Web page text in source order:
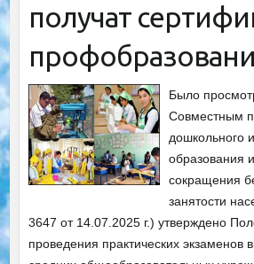
получат
Было
Совместным
дошкольного
образования
сокращения
занятости
3647 от 14.07.2025 г.) утверждено
проведения практических экзаменов